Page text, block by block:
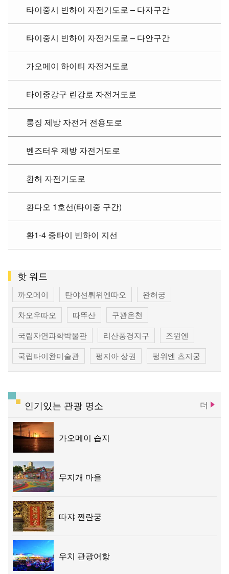
타이중시 빈하이 자전거도로 – 다자구간
타이중시 빈하이 자전거도로 – 다안구간
가오메이 하이티 자전거도로
타이중강구 린강로 자전거도로
룽징 제방 자전거 전용도로
볜즈터우 제방 자전거도로
환허 자전거도로
환다오 1호선(타이중 구간)
환1-4 중타이 빈하이 지선
핫 워드
까오메이 탄야션뤼위엔따오
완허궁
차오우따오
따뚜산
구꽌온천
국립자연과학박물관
리산풍경지구
즈윈옌
국립타이완미술관
펑지아 상권
펑위엔 츠지궁
루스이 예배당
인기있는 관광 명소 더
가오메이 습지
무지개 마을
따쟈 쩐란궁
우치 관광어항